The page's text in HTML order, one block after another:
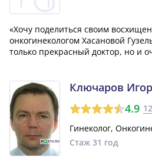
«Хочу поделиться своим
онкогинекологом Хасановой
только прекрасный доктор, но и
крепкого здоровья и терпения в
Ключаров
4.9
Гинеколог,
Стаж 31 год